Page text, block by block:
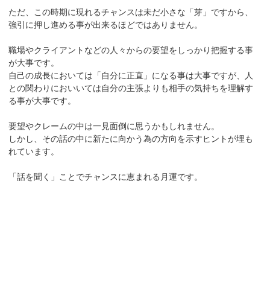
ただ、この時期に現れるチャンスは未だ小さな「芽」ですから、
強引に押し進める事が出来るほどではありません。
職場やクライアントなどの人々からの要望をしっかり把握する事
が大事です。
自己の成長においては「自分に正直」になる事は大事ですが、人
との関わりにおいいては自分の主張よりも相手の気持ちを理解す
る事が大事です。
要望やクレームの中は一見面倒に思うかもしれません。
しかし、その話の中に新たに向かう為の方向を示すヒントが埋も
れています。
「話を聞く」ことでチャンスに恵まれる月運です。